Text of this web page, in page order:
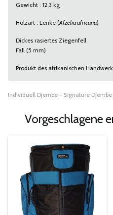
Gewicht : 12,3 kg
Holzart : Lenke (Afzelia africana)
Dickes rasiertes Ziegenfell
Fall (5 mm)
Produkt des afrikanischen
Individuell Djembe - Signature Djembe
Vorgeschlagene